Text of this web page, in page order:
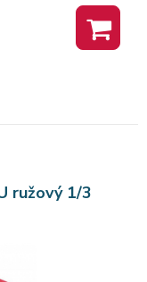
ružový 1/3